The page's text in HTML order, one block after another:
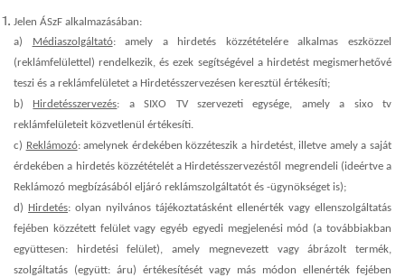
Jelen ÁSzF alkalmazásában:
a)
Médiaszolgáltató: amely a hirdetés közzétételére alkalmas eszközzel
(reklámfelülettel) rendelkezik, és ezek segítségével a hirdetést megismerhetővé
teszi és a reklámfelületet a Hirdetésszervezésen keresztül értékesíti;
b) Hirdetésszervezés: a SIXO TV szervezeti egysége, amely a sixo tv
reklámfelületeit közvetlenül értékesíti.
c) Reklámozó: amelynek érdekében közzéteszik a hirdetést, illetve amely a saját
érdekében a hirdetés közzétételét a Hirdetésszervezéstől megrendeli (ideértve a
Reklámozó megbízásából eljáró reklámszolgáltatót és -ügynökséget is);
d) Hirdetés: olyan nyilvános tájékoztatásként ellenérték vagy ellenszolgáltatás
fejében közzétett felület vagy egyéb egyedi megjelenési mód (a továbbiakban
együttesen: hirdetési felület), amely megnevezett vagy ábrázolt termék,
szolgáltatás (együtt: áru) értékesítését vagy más módon ellenérték fejében